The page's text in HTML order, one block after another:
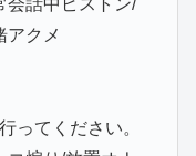
アクメ
ってください。